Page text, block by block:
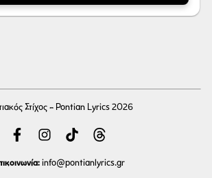
Στίχος - Pontian Lyrics 2026
info@pontianlyrics.gr